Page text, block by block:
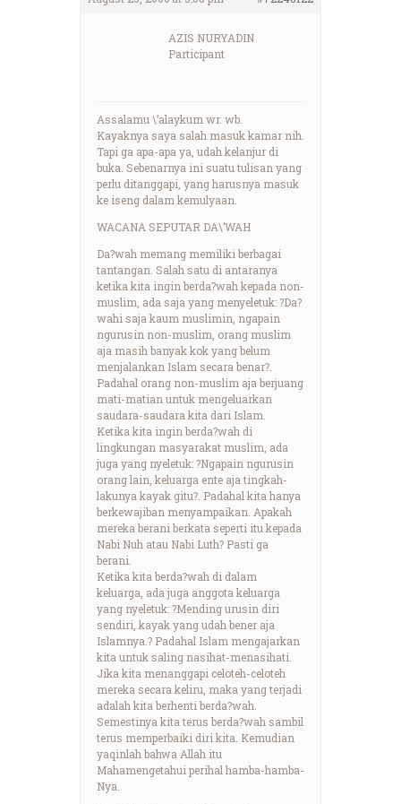
AZIS NURYADIN
Participant
Assalamu \’alaykum wr. wb.
Kayaknya saya salah masuk kamar nih.
Tapi ga apa-apa ya, udah kelanjur di
buka. Sebenarnya ini suatu tulisan yang
perlu ditanggapi, yang harusnya masuk
ke iseng dalam kemulyaan.
WACANA SEPUTAR DA\’WAH
Da?wah memang memiliki berbagai
tantangan. Salah satu di antaranya
ketika kita ingin berda?wah kepada non-
muslim, ada saja yang menyeletuk: ?Da?
wahi saja kaum muslimin, ngapain
ngurusin non-muslim, orang muslim
aja masih banyak kok yang belum
menjalankan Islam secara benar?.
Padahal orang non-muslim aja berjuang
mati-matian untuk mengeluarkan
saudara-saudara kita dari Islam.
Ketika kita ingin berda?wah di
lingkungan masyarakat muslim, ada
juga yang nyeletuk: ?Ngapain ngurusin
orang lain, keluarga ente aja tingkah-
lakunya kayak gitu?. Padahal kita hanya
berkewajiban menyampaikan. Apakah
mereka berani berkata seperti itu kepada
Nabi Nuh atau Nabi Luth? Pasti ga
berani.
Ketika kita berda?wah di dalam
keluarga, ada juga anggota keluarga
yang nyeletuk: ?Mending urusin diri
sendiri, kayak yang udah bener aja
Islamnya.? Padahal Islam mengajarkan
kita untuk saling nasihat-menasihati.
Jika kita menanggapi celoteh-celoteh
mereka secara keliru, maka yang terjadi
adalah kita berhenti berda?wah.
Semestinya kita terus berda?wah sambil
terus memperbaiki diri kita. Kemudian
yaqinlah bahwa Allah itu
Mahamengetahui perihal hamba-hamba-
Nya.